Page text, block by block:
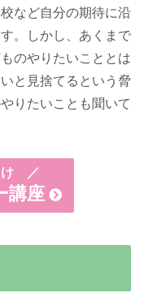
など自分の期待に沿
。しかし、あくまで
のやりたいこととは
と見捨てるという脅
りたいことも聞いて
け ／
講座